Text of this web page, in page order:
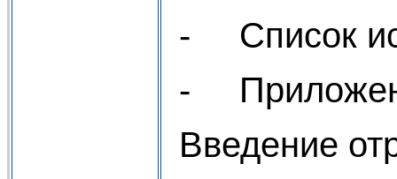
- Список
-
Введение